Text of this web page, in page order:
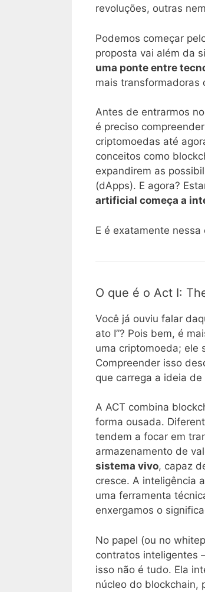
revoluções, outras
Podemos começar
proposta vai além da
uma ponte entre
mais transformadoras
Antes de entrarmos
é preciso
criptomoedas até
conceitos como
expandirem as
(dApps). E agora?
artificial começa a
E é exatamente
O que é o Act I:
Você já ouviu falar
ato I”? Pois bem, é
uma criptomoeda; ele
Compreender isso
que carrega a ideia
A ACT combina
forma ousada.
tendem a focar em
armazenamento de
sistema vivo, capaz
cresce. A inteligência
uma ferramenta
enxergamos o
No papel (ou no
contratos inteligentes
isso não é tudo. Ela
núcleo do blockchain,